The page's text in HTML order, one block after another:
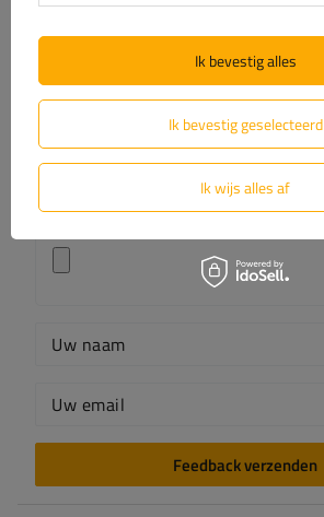
De inhoud van uw beoordeling
Uw naam
Uw email
Feedback verzenden
Ik bevestig geselecteerd
Ik wijs alles af
Ik bevestig alles